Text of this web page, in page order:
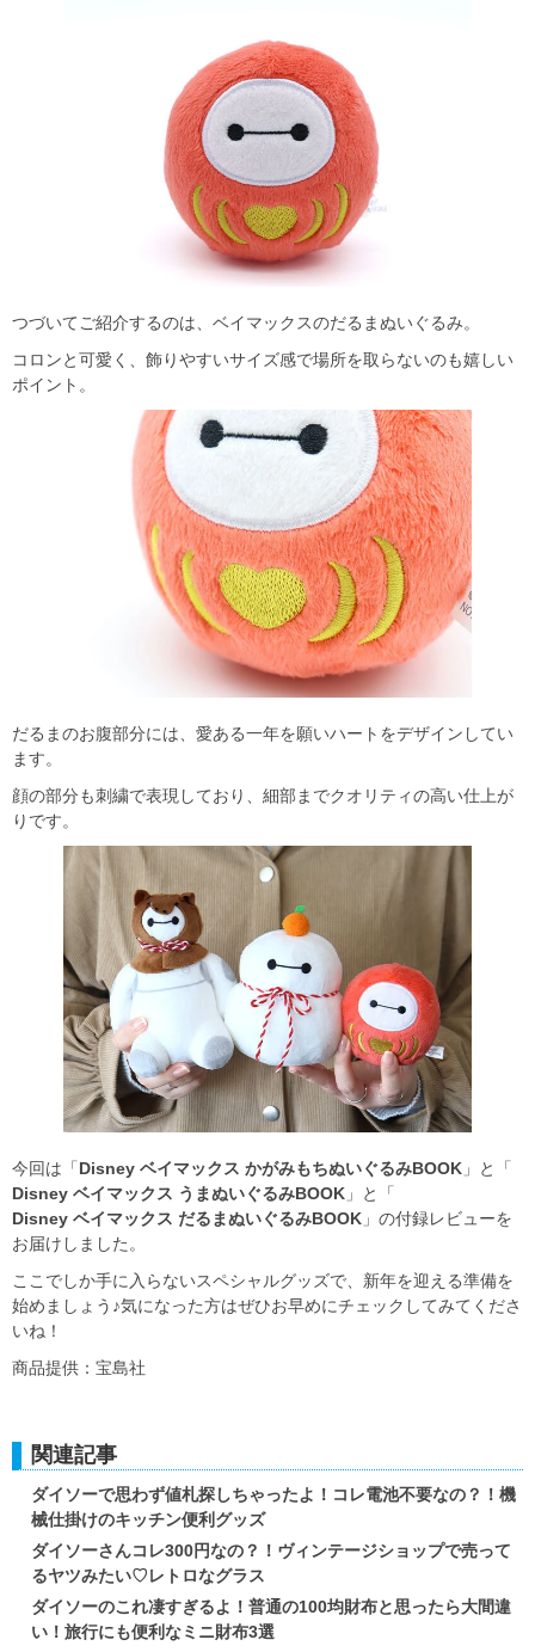
つづいてご紹介するのは、ベイマックスのだるまぬいぐるみ。
コロンと可愛く、飾りやすいサイズ感で場所を取らないのも嬉しい
ポイント。
だるまのお腹部分には、愛ある一年を願いハートをデザインしてい
ます。
顔の部分も刺繍で表現しており、細部までクオリティの高い仕上が
りです。
今回は「Disney ベイマックス かがみもちぬいぐるみBOOK 」と「
Disney ベイマックス うまぬいぐるみBOOK 」と「
Disney ベイマックス だるまぬいぐるみBOOK 」の付録レビューを
お届けしました。
ここでしか手に入らないスペシャルグッズで、新年を迎える準備を
始めましょう♪気になった方はぜひお早めにチェックしてみてくださ
いね！
商品提供：宝島社
関連記事
ダイソーで思わず値札探しちゃったよ！コレ電池不要なの？！機
械仕掛けのキッチン便利グッズ
ダイソーさんコレ300円なの？！ヴィンテージショップで売って
るヤツみたい♡レトロなグラス
ダイソーのこれ凄すぎるよ！普通の100均財布と思ったら大間違
い！旅行にも便利なミニ財布3選